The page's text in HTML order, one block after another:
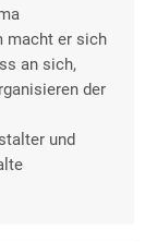
macht er sich
an sich,
der
und